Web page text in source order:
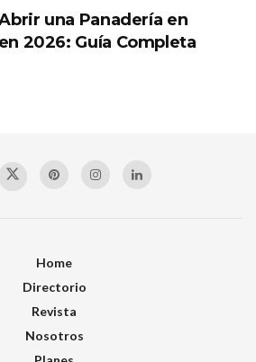
una Panadería en
2026: Guía Completa
Home
Directorio
Revista
Nosotros